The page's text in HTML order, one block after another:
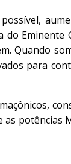
do Eminente
Quando
para
potências